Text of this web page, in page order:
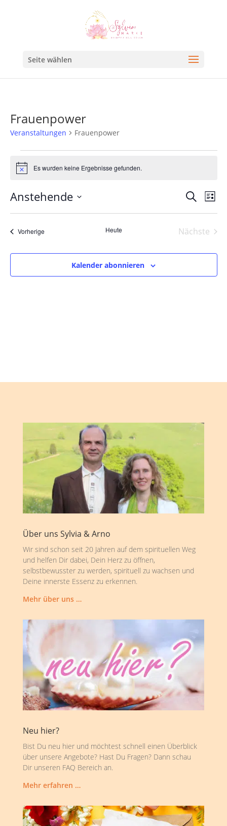
Seite wählen
Frauenpower
Veranstaltungen Frauenpower
HinweisEs wurden keine Ergebnisse gefunden.
Suche
und
SucheListe
Anstehende
Datum
wählen.
VorherigeVeranstaltungen Heute
Nächste
Kalender abonnieren
Über uns Sylvia & Arno
Wir sind schon seit 20 Jahren auf dem spirituellen Weg
und helfen Dir dabei, Dein Herz zu öffnen,
selbstbewusster zu werden, spirituell zu wachsen und
Deine innerste Essenz zu erkennen.
Mehr über uns …
Neu hier?
Bist Du neu hier und möchtest schnell einen Überblick
über unsere Angebote? Hast Du Fragen? Dann schau
Dir unseren FAQ Bereich an.
Mehr erfahren …